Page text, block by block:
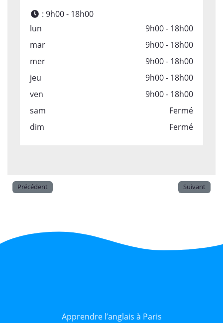
: 9h00 - 18h00
lun
9h00 - 18h00
mar
9h00 - 18h00
mer
9h00 - 18h00
jeu
9h00 - 18h00
ven
9h00 - 18h00
sam
Fermé
dim
Fermé
Précédent Suivant
Apprendre l’anglais à Paris